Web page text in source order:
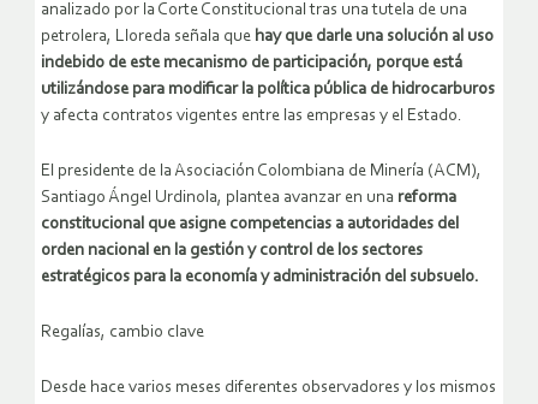
analizado por la Corte Constitucional tras una tutela de una
petrolera, Lloreda señala que hay que darle una solución al uso
indebido de este mecanismo de participación, porque está
utilizándose para modificar la política pública de hidrocarburos
y afecta contratos vigentes entre las empresas y el Estado.
El presidente de la Asociación Colombiana de Minería (ACM),
Santiago Ángel Urdinola, plantea avanzar en una reforma
constitucional que asigne competencias a autoridades del
orden nacional en la gestión y control de los sectores
estratégicos para la economía y administración del subsuelo.
Regalías, cambio clave
Desde hace varios meses diferentes observadores y los mismos